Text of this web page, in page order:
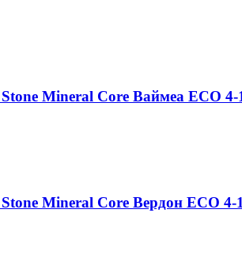
Mineral Core Ваймеа ECO 4-
Mineral Core Вердон ЕСО 4-